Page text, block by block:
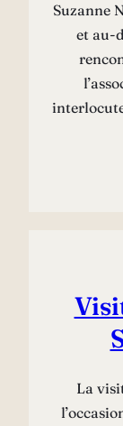
Suzanne
et au-
La